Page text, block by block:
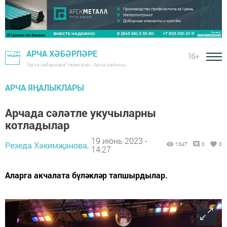
АРЧА ХӘБӘРЛӘРЕ
"Арча хәбәрләре" газетасы - Арча районы
16+
АРЧА ЯҢАЛЫКЛАРЫ
Арчада сәләтле укучыларны
котладылар
Резеда Хәкимҗанова, 19 июнь 2023 -
14:27
1047 0 0
Аларга акчалата бүләкләр тапшырдылар.